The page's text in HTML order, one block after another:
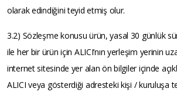
olarak edindiğini teyid etmiş olur.
3.2) Sözleşme konusu ürün, yasal 30 günlük
ile her bir ürün için ALICI’nın yerleşim yerinin
internet sitesinde yer alan ön bilgiler içinde
ALICI veya gösterdiği adresteki kişi / kuruluşa